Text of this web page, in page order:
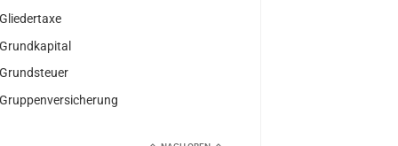
Gliedertaxe
Grundkapital
Grundsteuer
Gruppenversicherung